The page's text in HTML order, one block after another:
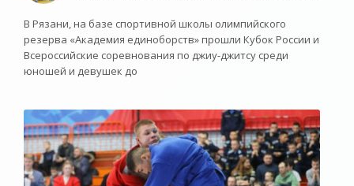
В Рязани, на базе спортивной школы олимпийского
резерва «Академия единоборств» прошли Кубок России и
Всероссийские соревнования по джиу-джитсу среди
юношей и девушек до